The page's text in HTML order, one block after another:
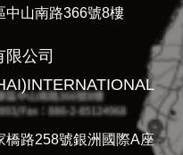
中山南路366號8樓
公司
橋路258號銀洲國際A座